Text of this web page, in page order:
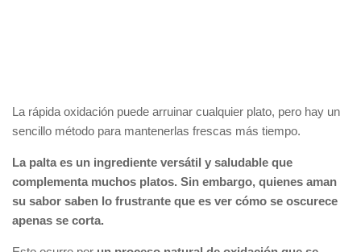
La rápida oxidación puede arruinar cualquier plato, pero hay un
sencillo método para mantenerlas frescas más tiempo.
La palta es un ingrediente versátil y saludable que
complementa muchos platos. Sin embargo, quienes aman
su sabor saben lo frustrante que es ver cómo se oscurece
apenas se corta.